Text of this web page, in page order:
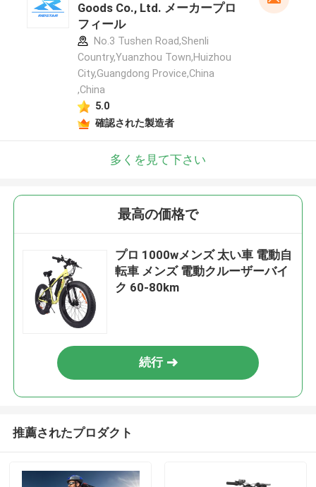
Goods Co., Ltd. メーカープロ
フィール
No.3 Tushen Road,Shenli
Country,Yuanzhou Town,Huizhou
City,Guangdong Provice,China
,China
5.0
確認された製造者
多くを見て下さい
最高の価格で
プロ 1000wメンズ 太い車 電動自
転車 メンズ 電動クルーザーバイ
ク 60-80km
続行
推薦されたプロダクト